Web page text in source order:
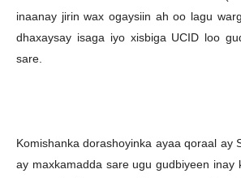
inaanay jirin wax ogaysiin ah oo lagu
dhaxaysay isaga iyo xisbiga UCID loo
sare.
Komishanka dorashoyinka ayaa qoraal ay
ay maxkamadda sare ugu gudbiyeen inay